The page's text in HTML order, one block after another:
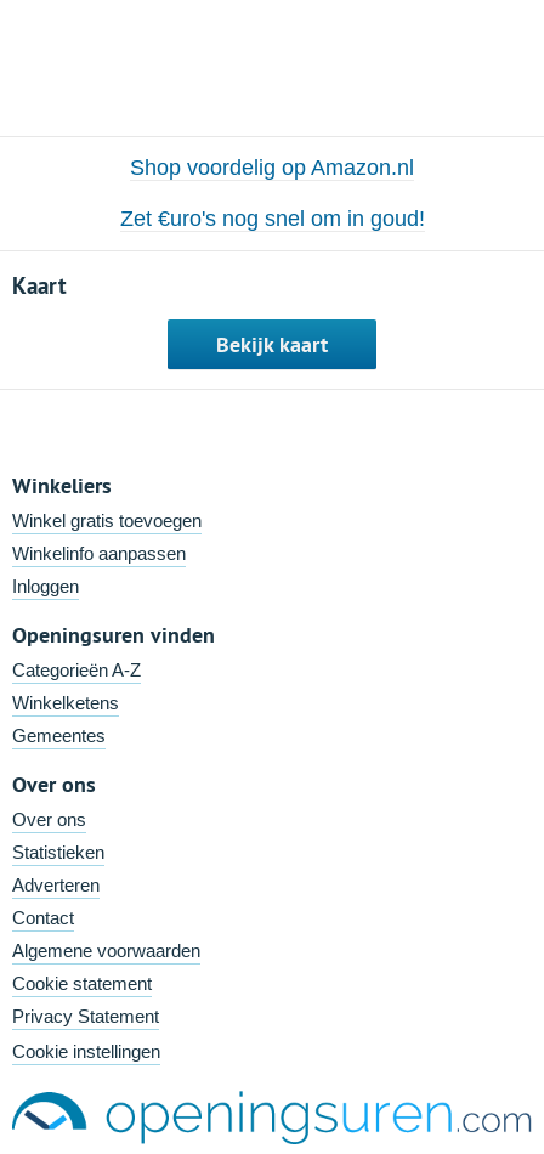
Shop voordelig op Amazon.nl
Zet €uro's nog snel om in goud!
Kaart
Bekijk kaart
Winkeliers
Winkel gratis toevoegen
Winkelinfo aanpassen
Inloggen
Openingsuren vinden
Categorieën A-Z
Winkelketens
Gemeentes
Over ons
Over ons
Statistieken
Adverteren
Contact
Algemene voorwaarden
Cookie statement
Privacy Statement
Cookie instellingen